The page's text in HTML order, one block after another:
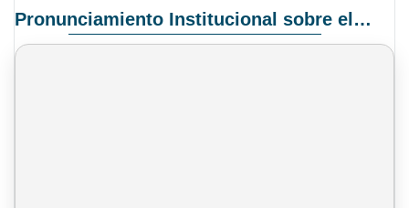
Pronunciamiento Institucional sobre el Proyecto de Ley N° 068/2025-2026 C.S.